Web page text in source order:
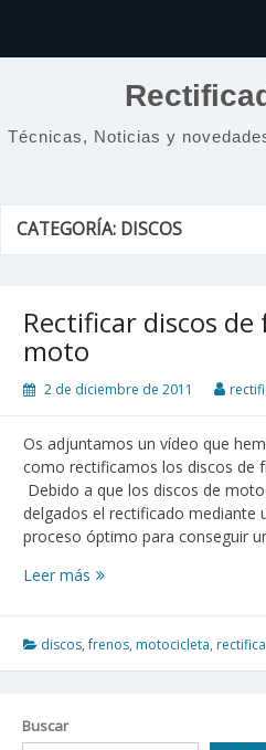
Técnicas, Noticias y
CATEGORÍA: DISCOS
Rectificar discos
moto
2 de diciembre de 2011
Os adjuntamos un vídeo que
como rectificamos los discos de
Debido a que los discos de
delgados el rectificado mediante
proceso óptimo para conseguir
Leer más Rectificar
freno
de
discos,frenos, motocicleta,
Buscar